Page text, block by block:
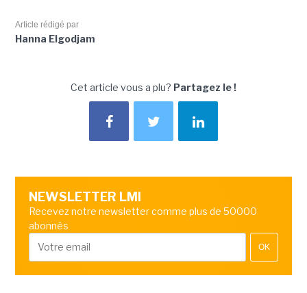
Article rédigé par
Hanna Elgodjam
Cet article vous a plu? Partagez le !
NEWSLETTER LMI
Recevez notre newsletter comme plus de 50000
abonnés
OK